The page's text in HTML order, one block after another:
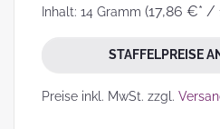
Inhalt: 14 Gramm (17,86 €* /
STAFFELPREISE
Preise inkl. MwSt. zzgl.